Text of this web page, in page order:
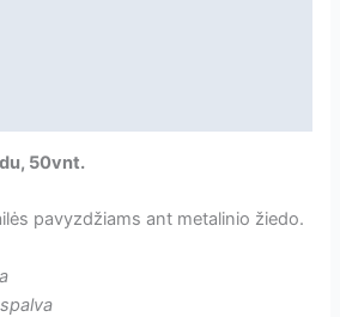
50vnt.
pavyzdžiams ant metalinio žiedo.